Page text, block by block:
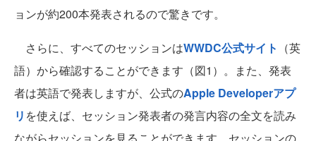
ョンが約200本発表されるので驚きです。
さらに、すべてのセッションはWWDC公式サイト （英
語）から確認することができます（図1）。また、発表
者は英語で発表しますが、公式のApple Developerアプ
リ を使えば、セッション発表者の発言内容の全文を読み
ながらセッションを見ることができます。セッションの